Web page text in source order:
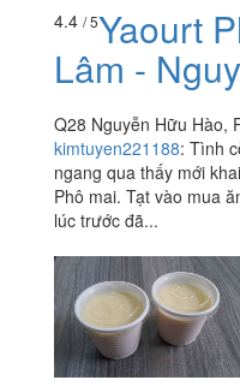
4.4 / 5Yaourt
Lâm -
Q28 Nguyễn Hữu Hào,
kimtuyen221188: Tình
ngang qua thấy mới
Phô mai. Tạt vào mua
lúc trước đã...